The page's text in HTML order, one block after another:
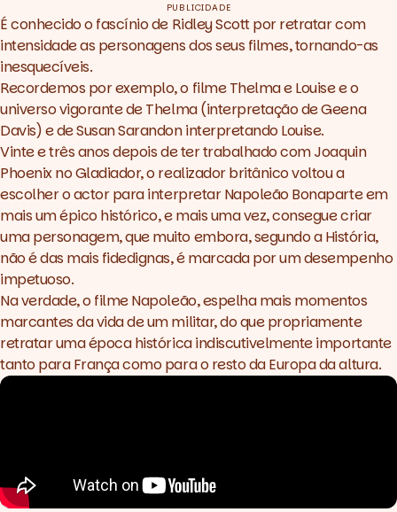
PUBLICIDADE
É conhecido o fascínio de Ridley Scott por retratar com
intensidade as personagens dos seus filmes, tornando-as
inesquecíveis.
Recordemos por exemplo, o filmeThelma e Louisee o
universo vigorante de Thelma (interpretação de Geena
Davis) e de Susan Sarandon interpretando Louise.
Vinte e três anos depois de ter trabalhado com Joaquin
Phoenix no Gladiador, o realizador britânico voltou a
escolher o actor para interpretar Napoleão Bonaparte em
mais um épico histórico, e mais uma vez, consegue criar
uma personagem, que muito embora, segundo a História,
não é das mais fidedignas, é marcada por um desempenho
impetuoso.
Na verdade, o filmeNapoleão,espelha mais momentos
marcantes da vida de um militar, do que propriamente
retratar uma época histórica indiscutivelmente importante
tanto para França como para o resto da Europa da altura.